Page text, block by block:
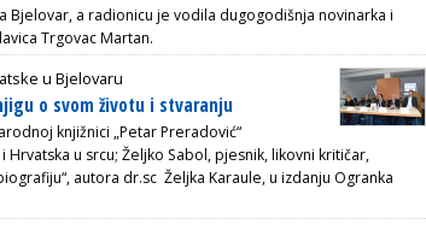
Bjelovar, a radionicu je vodila dugogodišnja novinarka i
Trgovac Martan.
u Bjelovaru
o svom životu i stvaranju
knjižnici „Petar Preradović“
u srcu; Željko Sabol, pjesnik, likovni kritičar,
autora dr.sc Željka Karaule, u izdanju Ogranka